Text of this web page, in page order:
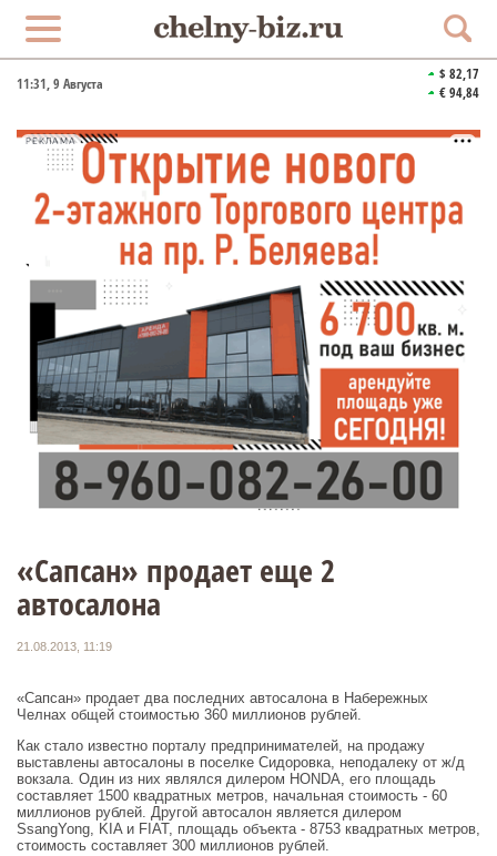
11:31, 9 Августа
$ 82,17
€ 94,84
РЕКЛАМА
«Сапсан» продает еще 2
автосалона
21.08.2013, 11:19
«Сапсан» продает два последних автосалона в Набережных
Челнах общей стоимостью 360 миллионов рублей.
Как стало известно порталу предпринимателей, на продажу
выставлены автосалоны в поселке Сидоровка, неподалеку от ж/д
вокзала. Один из них являлся дилером HONDA, его площадь
составляет 1500 квадратных метров, начальная стоимость - 60
миллионов рублей. Другой автосалон является дилером
SsangYong, KIA и FIAT, площадь объекта - 8753 квадратных метров,
стоимость составляет 300 миллионов рублей.